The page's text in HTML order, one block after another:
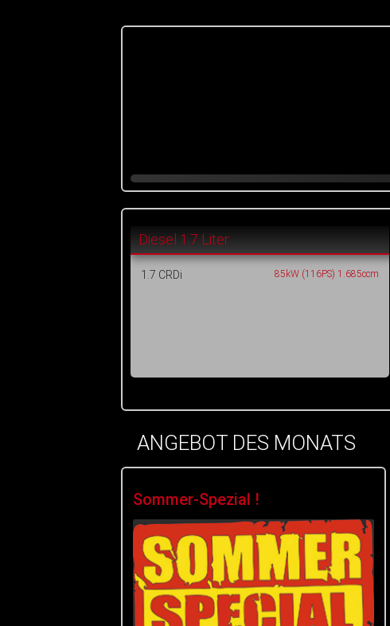
Diesel 1.7 Liter
1.7 CRDi 85kW (116PS) 1.685ccm
ANGEBOT DES MONATS
Sommer-Spezial !